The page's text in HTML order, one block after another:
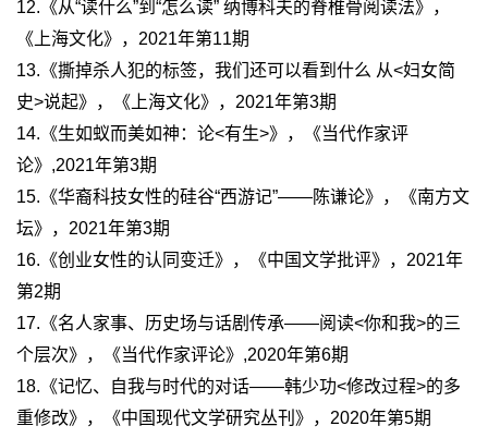
12.《从“读什么”到“怎么读” 纳博科夫的脊椎骨阅读法》，
《上海文化》，2021年第11期
13.《撕掉杀人犯的标签，我们还可以看到什么 从<妇女简
史>说起》，《上海文化》，2021年第3期
14.《生如蚁而美如神：论<有生>》，《当代作家评
论》,2021年第3期
15.《华裔科技女性的硅谷“西游记”——陈谦论》，《南方文
坛》，2021年第3期
16.《创业女性的认同变迁》，《中国文学批评》，2021年
第2期
17.《名人家事、历史场与话剧传承——阅读<你和我>的三
个层次》，《当代作家评论》,2020年第6期
18.《记忆、自我与时代的对话——韩少功<修改过程>的多
重修改》，《中国现代文学研究丛刊》，2020年第5期